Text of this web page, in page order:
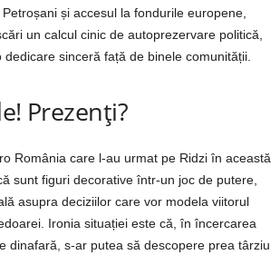
și accesul la fondurile europene,
un calcul cinic de autoprezervare politică,
dedicare sinceră față de binele comunității.
Prezenți?
România care l-au urmat pe Ridzi în această
sunt figuri decorative într-un joc de putere,
asupra deciziilor care vor modela viitorul
Ironia situației este că, în încercarea
dinafară, s-ar putea să descopere prea târziu